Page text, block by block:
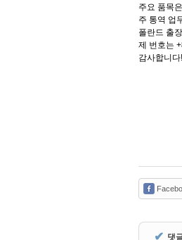
주요 품목
주 통역 업
폴란드 출
제 번호는
감사합니다!
✔ 댓